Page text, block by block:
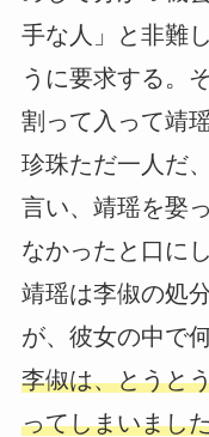
手な人」と非難
うに要求する。
割って入って靖
珍珠ただ一人だ
言い、靖瑶を娶
なかったと口に
靖瑶は李俶の処
が、彼女の中で
李俶は、とうと
ってしまいまし